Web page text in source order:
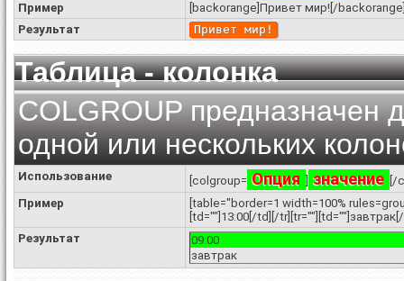
Пример
[backorange]Привет мир![/
Результат
Привет мир!
Таблица - колонка
COLGROUP предназначен
одной или нескольких
Использование [colgroup= Опция значение [/
Пример
[table="border=1 width=100%
[td=""]13:00[/td][/
Результат
09:00
завтрак